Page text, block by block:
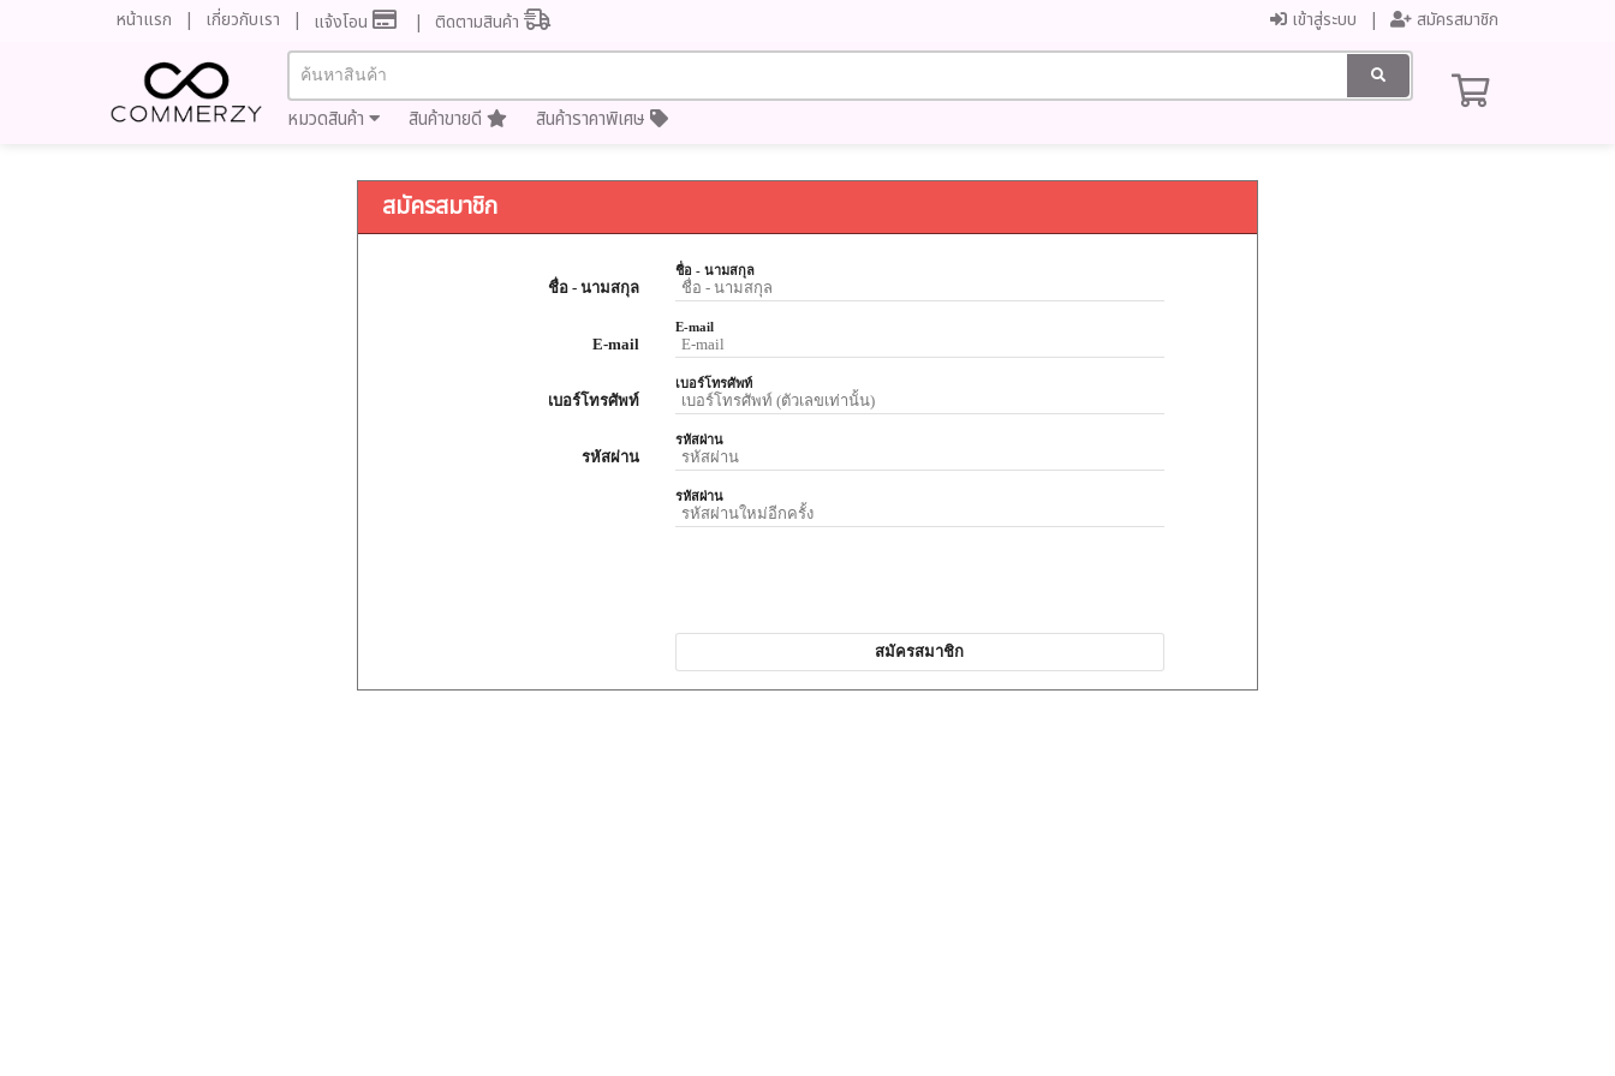
หน้าแรก เกี่ยวกับเรา แจ้งโอน ติดตามสินค้า เข้าสู่ระบบ สมัครสมาชิก
หมวดสินค้า สินค้าขายดี สินค้าราคาพิเศษ
สมัครสมาชิก
ชื่อ - นามสกุล
E-mail
เบอร์โทรศัพท์
รหัสผ่าน
ชื่อ - นามสกุล
E-mail
เบอร์โทรศัพท์
รหัสผ่าน
รหัสผ่าน
สมัครสมาชิก